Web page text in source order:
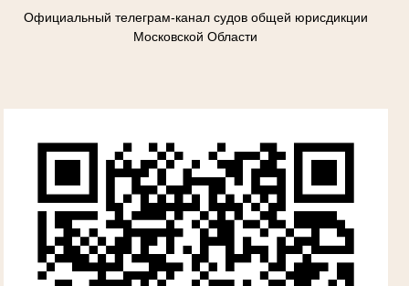
Официальный телеграм-канал судов общей юрисдикции
Московской Области